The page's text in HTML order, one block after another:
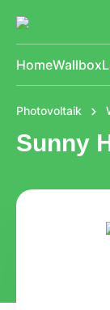
springen
HomeWallbox
Photovoltaik
Sunny
Bildergalerie